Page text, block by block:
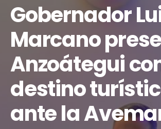
Gobernador
Marcano
Anzoátegui
destino
ante la